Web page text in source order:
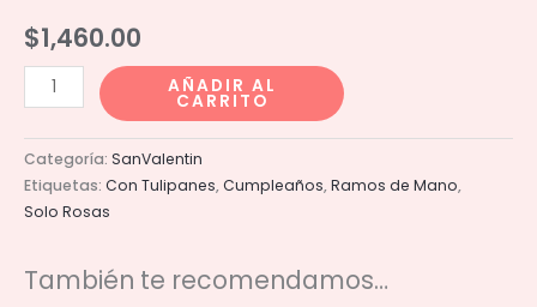
$1,460.00
Ramo
20
rosas
rojas
6
AÑADIR AL
CARRITO
Categoría: SanValentin
Etiquetas: Con Tulipanes,Cumpleaños,Ramos de Mano,
Solo Rosas
También te recomendamos…